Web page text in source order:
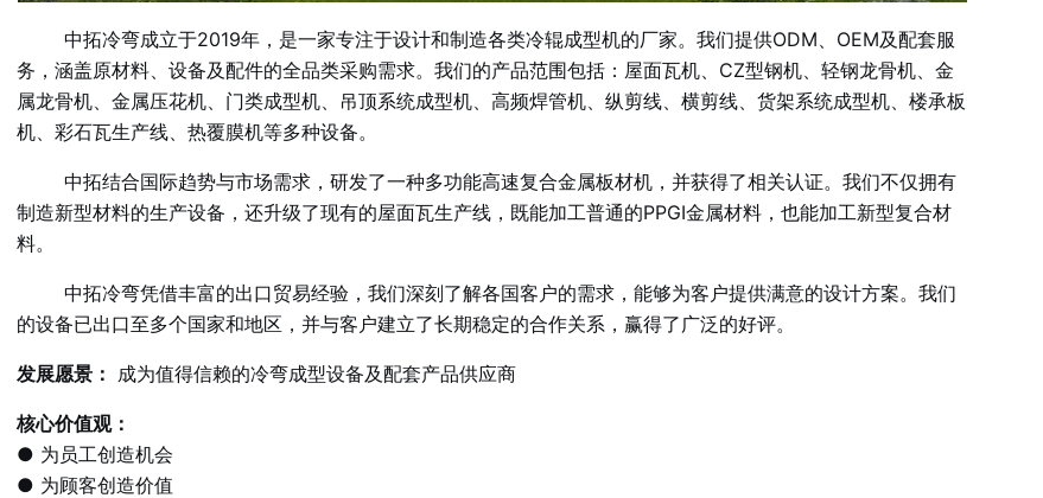
中拓冷弯成立于2019年，是一家专注于设计和制造各类冷辊成型机的厂家。我们提供ODM、OEM及配套服
务，涵盖原材料、设备及配件的全品类采购需求。我们的产品范围包括：屋面瓦机、CZ型钢机、轻钢龙骨机、金
属龙骨机、金属压花机、门类成型机、吊顶系统成型机、高频焊管机、纵剪线、横剪线、货架系统成型机、楼承板
机、彩石瓦生产线、热覆膜机等多种设备。
中拓结合国际趋势与市场需求，研发了一种多功能高速复合金属板材机，并获得了相关认证。我们不仅拥有
制造新型材料的生产设备，还升级了现有的屋面瓦生产线，既能加工普通的PPGI金属材料，也能加工新型复合材
料。
中拓冷弯凭借丰富的出口贸易经验，我们深刻了解各国客户的需求，能够为客户提供满意的设计方案。我们
的设备已出口至多个国家和地区，并与客户建立了长期稳定的合作关系，赢得了广泛的好评。
发展愿景： 成为值得信赖的冷弯成型设备及配套产品供应商
核心价值观：
● 为员工创造机会
● 为顾客创造价值